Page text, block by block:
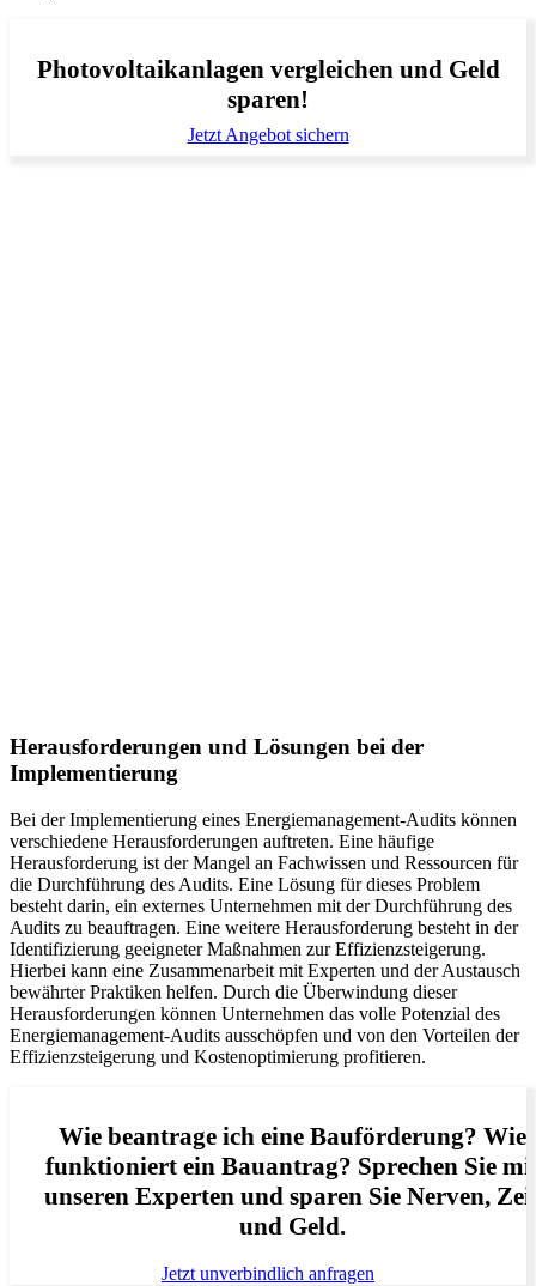
Photovoltaikanlagen vergleichen und Geld
sparen!
Jetzt Angebot sichern
Herausforderungen und Lösungen bei der
Implementierung
Bei der Implementierung eines Energiemanagement-Audits können
verschiedene Herausforderungen auftreten. Eine häufige
Herausforderung ist der Mangel an Fachwissen und Ressourcen für
die Durchführung des Audits. Eine Lösung für dieses Problem
besteht darin, ein externes Unternehmen mit der Durchführung des
Audits zu beauftragen. Eine weitere Herausforderung besteht in der
Identifizierung geeigneter Maßnahmen zur Effizienzsteigerung.
Hierbei kann eine Zusammenarbeit mit Experten und der Austausch
bewährter Praktiken helfen. Durch die Überwindung dieser
Herausforderungen können Unternehmen das volle Potenzial des
Energiemanagement-Audits ausschöpfen und von den Vorteilen der
Effizienzsteigerung und Kostenoptimierung profitieren.
Wie beantrage ich eine Bauförderung? Wie
funktioniert ein Bauantrag? Sprechen Sie
unseren Experten und sparen Sie Nerven,
und Geld.
Jetzt unverbindlich anfragen